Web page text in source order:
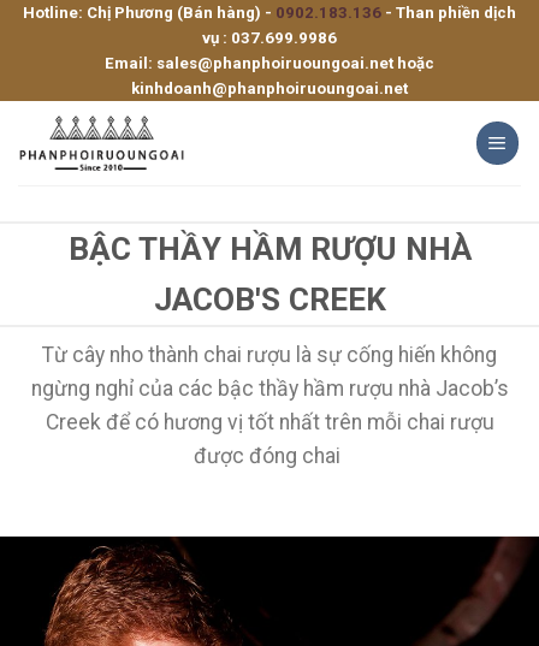
SkipHotline: Chị Phương (Bán hàng) - 0902.183.136 - Than phiền dịch
vụ : 037.699.9986
Email: sales@phanphoiruoungoai.net hoặc
kinhdoanh@phanphoiruoungoai.net
BẬC THẦY HẦM RƯỢU NHÀ
JACOB'S CREEK
Từ cây nho thành chai rượu là sự cống hiến không
ngừng nghỉ của các bậc thầy hầm rượu nhà Jacob’s
Creek để có hương vị tốt nhất trên mỗi chai rượu
được đóng chai